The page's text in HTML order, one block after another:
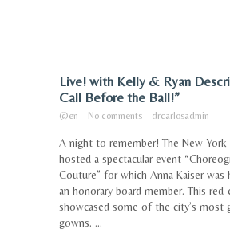
Live! with Kelly & Ryan
Call Before the Ball!”
@en - No comments - drcarlosadmin
A night to remember! The New York
hosted a spectacular event
Couture” for which Anna Kaiser was
an honorary board member. This
showcased some of the city’s most
gowns. ...